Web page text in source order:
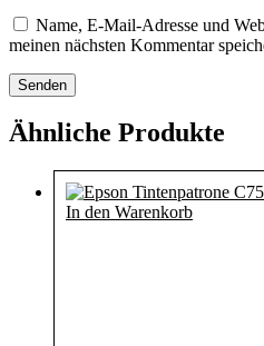
Name, E-Mail-Adresse und
meinen nächsten Kommentar
Ähnliche Produkte
In den Warenkorb